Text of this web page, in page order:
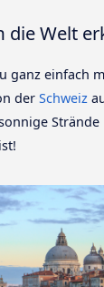
die Welt
ganz einfach
der Schweiz
Strände